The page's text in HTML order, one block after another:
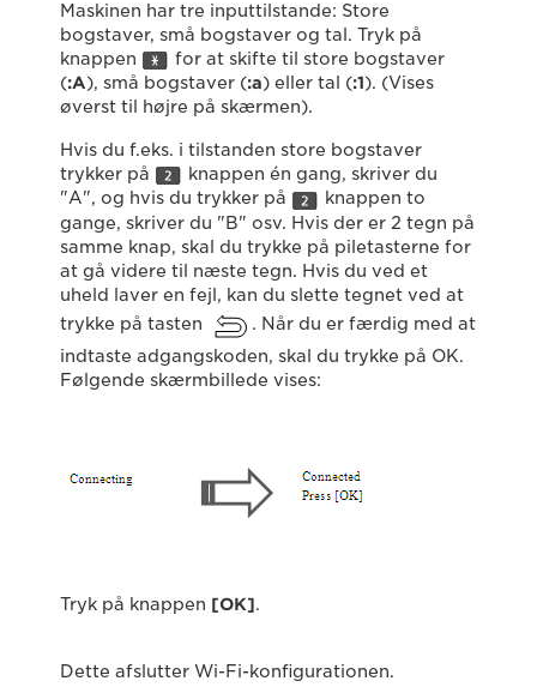
Maskinen har tre inputtilstande: Store
bogstaver, små bogstaver og tal. Tryk på
knappen
for at skifte til store bogstaver
(:A), små bogstaver (:a) eller tal (:1). (Vises
øverst til højre på skærmen).
Hvis du f.eks. i tilstanden store bogstaver
trykker på
knappen én gang, skriver du
"A", og hvis du trykker på
knappen to
gange, skriver du "B" osv. Hvis der er 2 tegn på
samme knap, skal du trykke på piletasterne for
at gå videre til næste tegn. Hvis du ved et
uheld laver en fejl, kan du slette tegnet ved at
trykke på tasten
. Når du er færdig med at
indtaste adgangskoden, skal du trykke på OK.
Følgende skærmbillede vises:
Tryk på knappen [OK].
Dette afslutter Wi-Fi-konfigurationen.